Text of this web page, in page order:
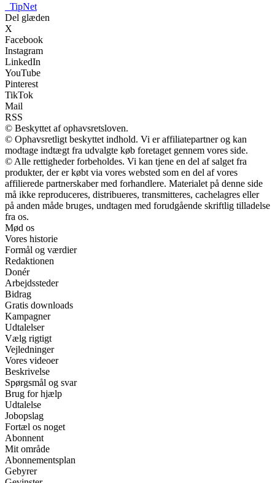
TipNet
Del glæden
X
Facebook
Instagram
LinkedIn
YouTube
Pinterest
TikTok
Mail
RSS
© Beskyttet af ophavsretsloven.
© Ophavsretligt beskyttet indhold. Vi er affiliatepartner og kan
modtage indtægt fra udvalgte køb foretaget gennem vores side.
© Alle rettigheder forbeholdes. Vi kan tjene en del af salget fra
produkter, der er købt via vores websted som en del af vores
affilierede partnerskaber med forhandlere. Materialet på denne side
må ikke reproduceres, distribueres, transmitteres, cachelagres eller
på anden måde bruges, undtagen med forudgående skriftlig tilladelse
fra os.
Mød os
Vores historie
Formål og værdier
Redaktionen
Donér
Arbejdssteder
Bidrag
Gratis downloads
Kampagner
Udtalelser
Vælg rigtigt
Vejledninger
Vores videoer
Beskrivelse
Spørgsmål og svar
Brug for hjælp
Udtalelse
Jobopslag
Fortæl os noget
Abonnent
Mit område
Abonnementsplan
Gebyrer